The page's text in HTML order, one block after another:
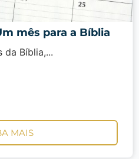
mês para a Bíblia
da Bíblia,...
MAIS